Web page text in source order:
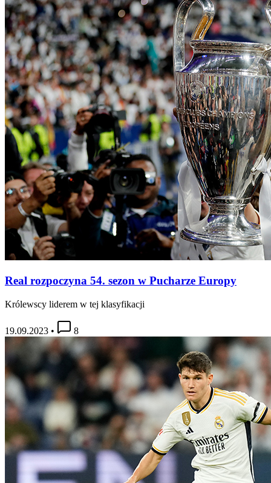
Real rozpoczyna 54. sezon w Pucharze Europy
Królewscy liderem w tej klasyfikacji
19.09.2023 • 8